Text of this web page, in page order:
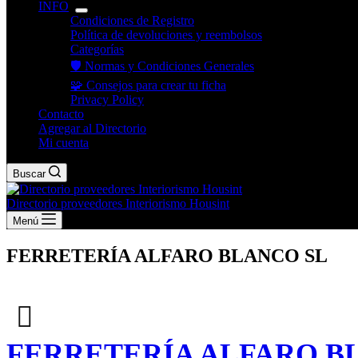
INFO
Condiciones de Registro
Política de devoluciones y reembolsos
Categorías
🛡️ Normas y Condiciones Generales
🧩 Consejos para crear tu ficha
Privacy Policy
Contacto
Agregar al Directorio
Mi cuenta
Buscar
Directorio proveedores Interiorismo Housint
Menú
FERRETERÍA ALFARO BLANCO SL